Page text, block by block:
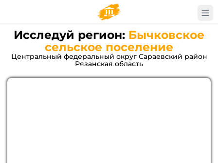
Исследуй регион: Бычковское
сельское поселение
Центральный федеральный округ Сараевский район
Рязанская область